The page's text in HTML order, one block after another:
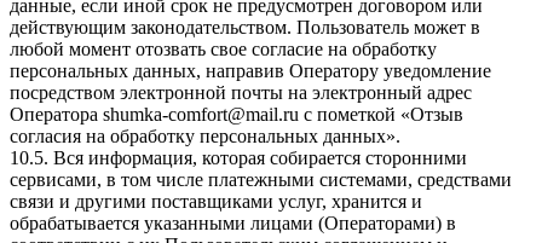
данные, если иной срок не предусмотрен договором или
действующим законодательством. Пользователь может в
любой момент отозвать свое согласие на обработку
персональных данных, направив Оператору уведомление
посредством электронной почты на электронный адрес
Оператора shumka-comfort@mail.ru с пометкой «Отзыв
согласия на обработку персональных данных».
10.5. Вся информация, которая собирается сторонними
сервисами, в том числе платежными системами, средствами
связи и другими поставщиками услуг, хранится и
обрабатывается указанными лицами (Операторами) в